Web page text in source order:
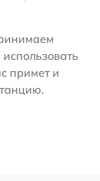
примет и